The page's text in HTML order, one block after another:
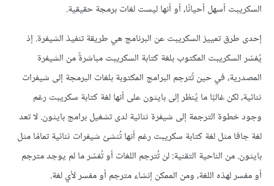
السكريبت أسهل أحيانًا، أو أنها ليست لغات برمجة حقيقية.
إحدى طرق تمييز السكريبت عن البرنامج هي طريقة تنفيذ الشيفرة. إذ
يُفسّر السكريبت المكتوب بلغة كتابة السكريبت مباشرةً من الشيفرة
المصدرية، في حين تًترجم البرامج المكتوبة بلغات البرمجة إلى شيفرات
ثنائية، لكن غالبًا ما يُنظر إلى بايثون على أنها لغة كتابة سكريبت رغم
وجود خطوة الترجمة إلى شيفرة ثنائية لدى تشغيل برامج بايثون. لا تعد
لغة جافا مثل لغة كتابة سكريبت رغم أنها تُنشئ شيفرات ثنائية تمامًا مثل
بايثون. من الناحية التقنية: لن تُترجم اللغات أو تُفسّر ما لم يوجد مترجم
أو مفسر لهذه اللغة، ومن الممكن إنشاء مترجم أو مفسر لأي لغة.